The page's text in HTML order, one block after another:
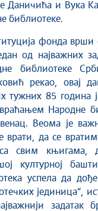
Даничића и Вука
библиотеке.
фонда врши
од најважних
библиотеке
рекао, овај
тужних 85 година
Народне
Веома је
врати, да се
са свим књигама,
културној
успела да
јединица“,
задатак